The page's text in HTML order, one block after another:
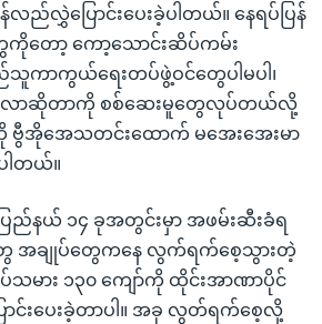
လည်လွှဲပြောင်းပေးခဲ့ပါတယ်။ နေရပ်ပြန်
ော့ ကော့သောင်းဆိပ်ကမ်း
ကာကွယ်ရေးတပ်ဖွဲ့ဝင်တွေပါမပါ၊
ာဆိုတာကို စစ်ဆေးမူတွေလုပ်တယ်လို့
အိုအေသတင်းထောက် မအေးအေးမာ
ါတယ်။
ြည်နယ် ၁၄ ခုအတွင်းမှာ အဖမ်းဆီးခံရ
တွေ အချုပ်တွေကနေ လွက်ရက်စေ့သွားတဲ့
ပ်သမား ၁၃၀ ကျော်ကို ထိုင်းအာဏာပိုင်
င်းပေးခဲ့တာပါ။ အခု လွတ်ရက်စေ့လို့